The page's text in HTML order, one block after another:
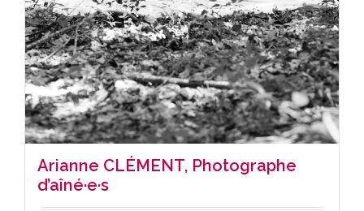
Arianne CLÉMENT, Photographe
d’aîné·e·s